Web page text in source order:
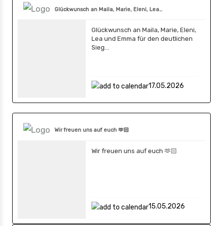
Glückwunsch an Maila, Marie, Eleni, Lea…
Glückwunsch an Maila, Marie, Eleni,
Lea und Emma für den deutlichen
Sieg…
17.05.2026
Wir freuen uns auf euch 🫶🏻
Wir freuen uns auf euch 🫶🏻
15.05.2026